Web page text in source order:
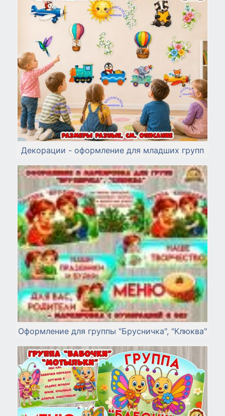
Декорации - оформление для младших групп
Оформление для группы "Брусничка", "Клюква"